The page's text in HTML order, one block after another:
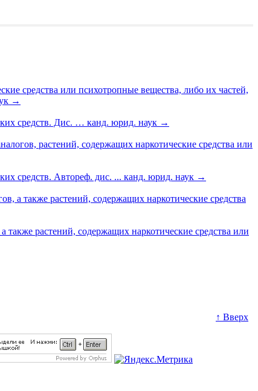
средства или психотропные вещества, либо их частей,
→
средств. Дис. … канд. юрид. наук →
растений, содержащих наркотические средства или
средств. Автореф. дис. ... канд. юрид. наук →
а также растений, содержащих наркотические средства
также растений, содержащих наркотические средства или
↑ Вверх